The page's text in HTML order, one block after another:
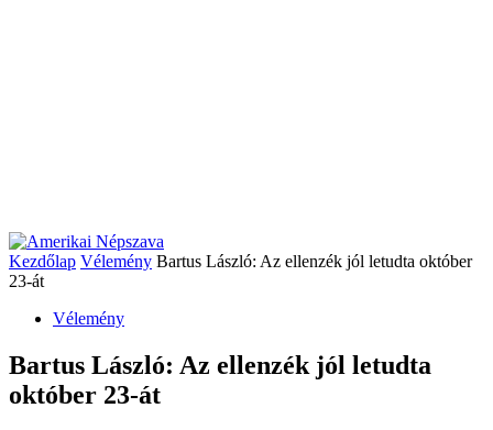
Kezdőlap Vélemény Bartus László: Az ellenzék jól letudta október
23-át
Vélemény
Bartus László: Az ellenzék jól letudta
október 23-át